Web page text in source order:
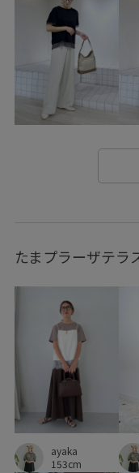
GIW15000
綿ボイル
たまプラーザテラ
ayaka
153cm